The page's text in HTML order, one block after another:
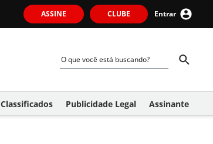
ASSINE CLUBE Entrar
Classificados Publicidade Legal Assinante